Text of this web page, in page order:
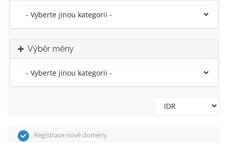
Výběr měny
Registrace nové domény